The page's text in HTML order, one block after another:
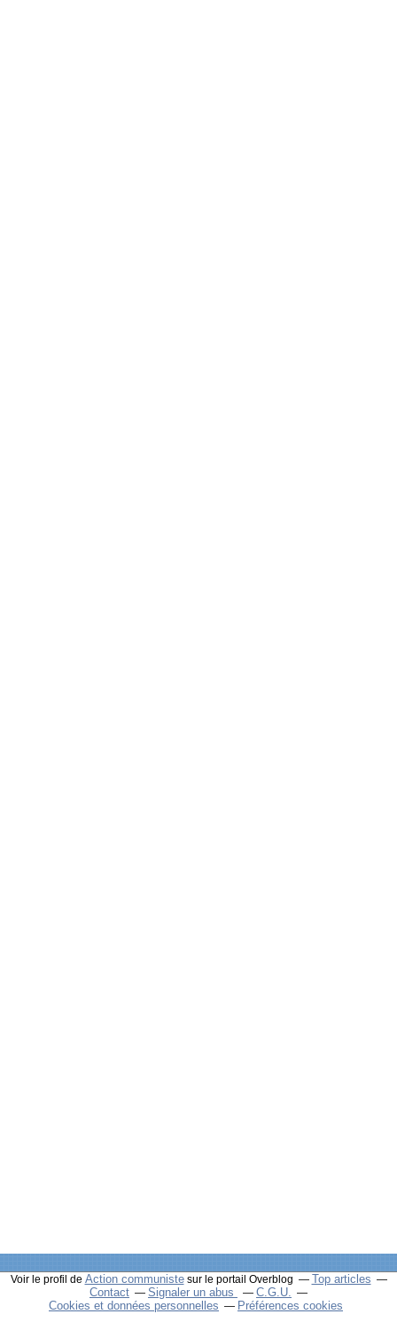
Voir le profil de Action communistesur le portail Overblog
Top articles
Contact
Signaler un abus
C.G.U.
Cookies et données personnelles
Préférences cookies